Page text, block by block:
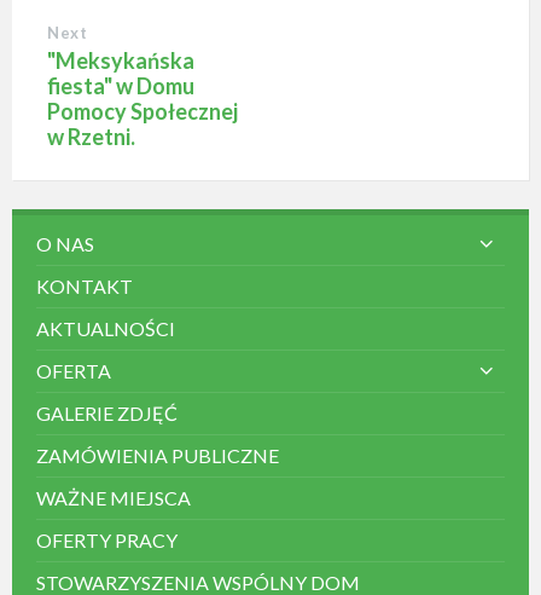
Next
"Meksykańska
fiesta" w Domu
Pomocy Społecznej
w Rzetni.
O NAS
KONTAKT
AKTUALNOŚCI
OFERTA
GALERIE ZDJĘĆ
ZAMÓWIENIA PUBLICZNE
WAŻNE MIEJSCA
OFERTY PRACY
STOWARZYSZENIA WSPÓLNY DOM